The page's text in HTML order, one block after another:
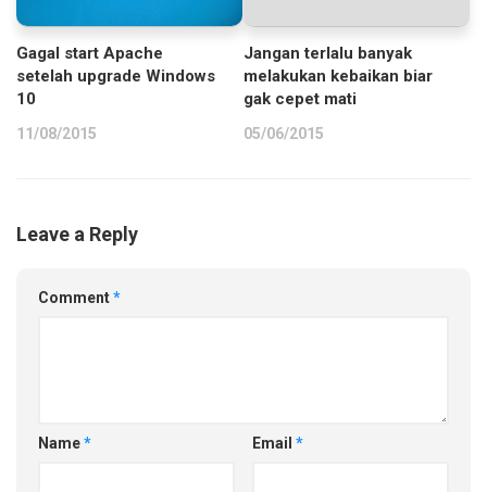
Gagal start Apache
setelah upgrade Windows
10
11/08/2015
Jangan terlalu banyak
melakukan kebaikan biar
gak cepet mati
05/06/2015
Leave a Reply
Comment*
Name* Email *